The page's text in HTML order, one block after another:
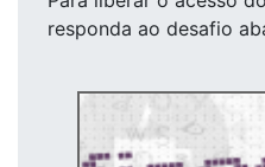
responda ao desafio